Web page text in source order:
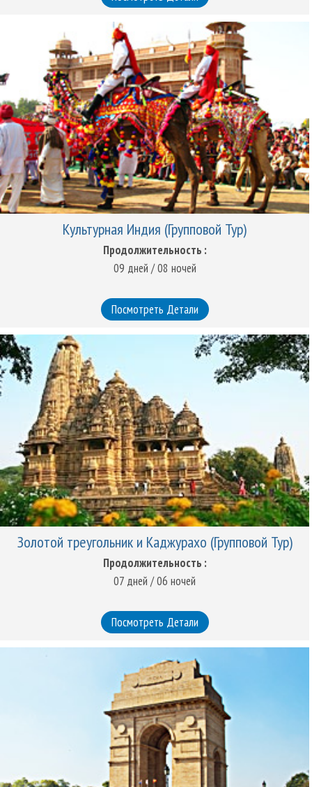
Культурная Индия (Групповой Тур)
Продолжительность :
09 дней / 08 ночей
Посмотреть Детали
Золотой треугольник и Каджурахо (Групповой Тур)
Продолжительность :
07 дней / 06 ночей
Посмотреть Детали